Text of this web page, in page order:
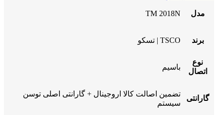
مدل TM 2018N
برند TSCO | تسکو
نوع
اتصال
باسیم
گارانتی
تضمین اصالت کالا اروجینال + گارانتی اصلی توسن
سیستم